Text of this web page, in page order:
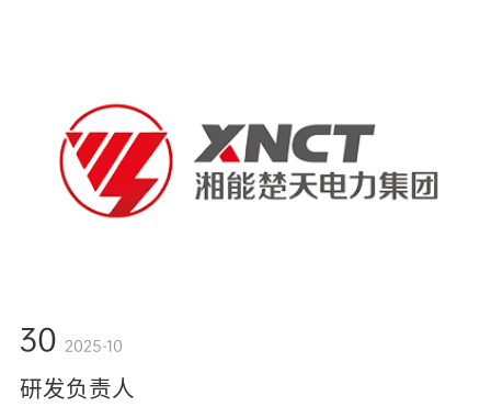
30 2025-10
研发负责人